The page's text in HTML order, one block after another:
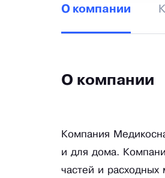
О компании
О компании
Компания
и для дома.
частей и